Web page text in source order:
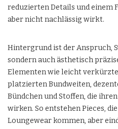
reduzierten Details und einem
aber nicht nachlässig wirkt.
Hintergrund ist der Anspruch,
sondern auch ästhetisch
Elementen wie leicht
platzierten Bundweiten,
Bündchen und Stoffen, die
wirken. So entstehen Pieces,
Loungewear kommen, aber